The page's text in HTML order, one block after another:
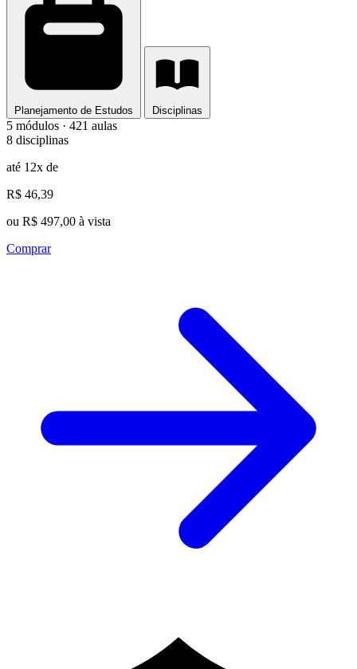
Planejamento de Estudos Disciplinas
5 módulos · 421 aulas
8 disciplinas
até 12x de
R$ 46,39
ou R$ 497,00 à vista
Comprar